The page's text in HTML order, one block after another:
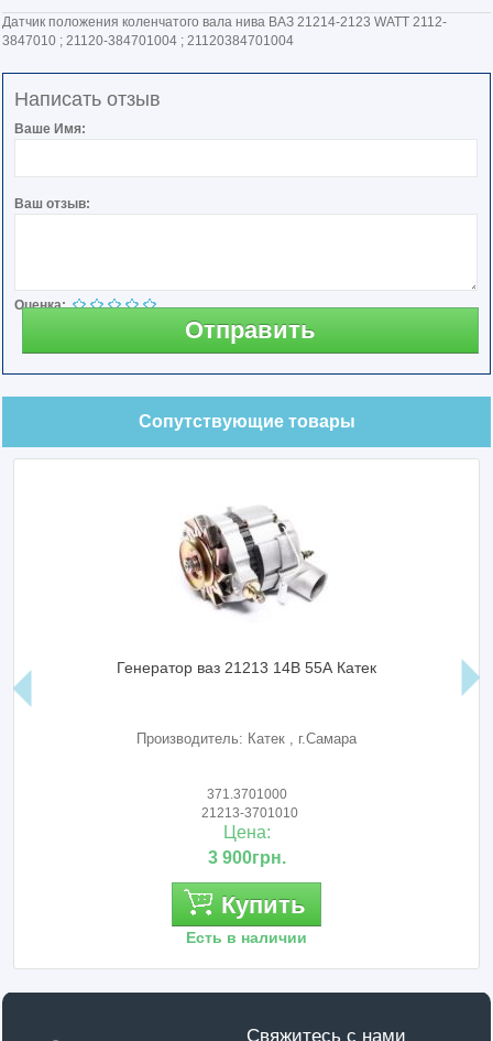
Датчик положения коленчатого вала нива ВАЗ 21214-2123 WATT 2112-
3847010 ; 21120-384701004 ; 21120384701004
Написать отзыв
Ваше Имя:
Ваш отзыв:
Оценка:
Отправить
Сопутствующие товары
Генератор ваз 21213 14В 55А Катек
Производитель: Катек , г.Самара
371.3701000
21213-3701010
Цена:
3 900грн.
Купить
Есть в наличии
Свяжитесь с нами